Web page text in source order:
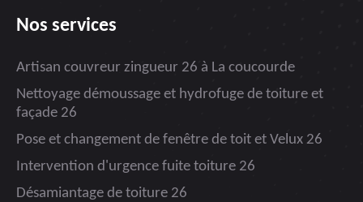
Nos services
Artisan couvreur zingueur 26 à La coucourde
Nettoyage démoussage et hydrofuge de toiture et
façade 26
Pose et changement de fenêtre de toit et Velux 26
Intervention d'urgence fuite toiture 26
Désamiantage de toiture 26